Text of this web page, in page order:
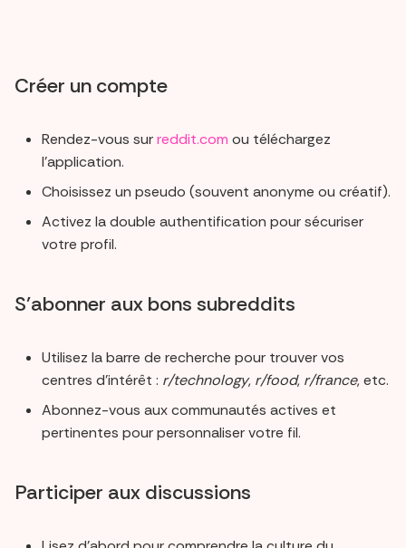
Créer un compte
Rendez-vous surreddit.com ou téléchargez
l’application.
Choisissez un pseudo (souvent anonyme ou créatif).
Activez la double authentification pour sécuriser
votre profil.
S’abonner aux bons subreddits
Utilisez la barre de recherche pour trouver vos
centres d’intérêt : r/technology, r/food, r/france, etc.
Abonnez-vous aux communautés actives et
pertinentes pour personnaliser votre fil.
Participer aux discussions